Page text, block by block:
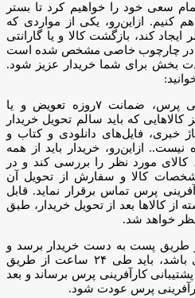
سعی خود را خواهیم کرد تا بستر
کنیم. ازاین‌رو، یکی از مواردی که
کند، بازگشت کالا و یا گارانتی
در چارچوب خاصی مشخص شده است
بخش برای شما خریدار عزیز شود.
۱. کالاهای موجود در کارآفرینی پرس، ضمانت ۷روزه تعویض و یا
کالاهایی که باید سالم تحویل خریدار
خبری، فایل‌های دانلودی و کتاب و
شامل ضمانت ۷ روزه نیست.. ازاین‌رو، خریدار باید از همه
مورد نظر را بررسی کند و در
کالا و سفارش از تحویل آن
پرس تماس برقرار نماید. قابل
کالاها بعد از تحویل خریدار، طبق
خواهد شد.
طریق پست به دست خریدار برسد و
دارای مغایرت و یا آسیب‌دیدگی باشد، باید طی ۲۴ ساعت از طریق
کارآفرینی پرس برساند و بعد
پرس عودت شود.